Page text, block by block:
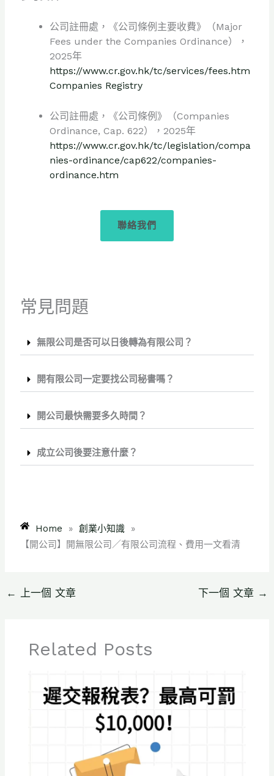
公司註冊處，《公司條例主要收費》（Major
Fees under the Companies Ordinance），
2025年
https://www.cr.gov.hk/tc/services/fees.htm
Companies Registry
公司註冊處，《公司條例》（Companies
Ordinance, Cap. 622），2025年
https://www.cr.gov.hk/tc/legislation/compa
nies-ordinance/cap622/companies-
ordinance.htm
聯絡我們
常見問題
無限公司是否可以日後轉為有限公司？
開有限公司一定要找公司秘書嗎？
開公司最快需要多久時間？
成立公司後要注意什麼？
Home » 創業小知識
»
【開公司】開無限公司／有限公司流程、費用一文看清
← 上一個 文章 下一個 文章 →
Related Posts